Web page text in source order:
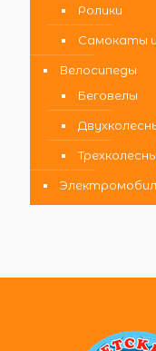
Ролики
Самокаты
Велосипеды
Беговелы